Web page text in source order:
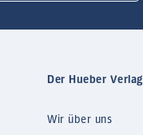
Der Hueber Verlag
Wir über uns